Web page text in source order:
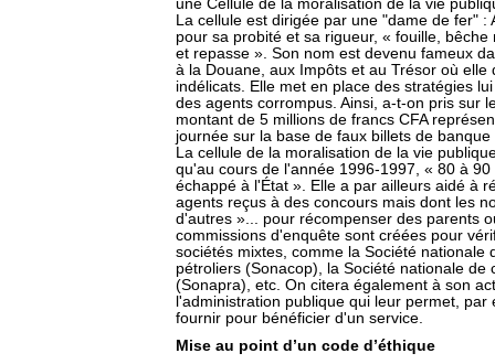
une Cellule de la moralisation de la vie
La cellule est dirigée par une "dame de fer"
pour sa probité et sa rigueur, « fouille,
et repasse ». Son nom est devenu fameux
à la Douane, aux Impôts et au Trésor où
indélicats. Elle met en place des stratégies
des agents corrompus. Ainsi, a-t-on pris sur
montant de 5 millions de francs CFA
journée sur la base de faux billets de
La cellule de la moralisation de la vie
qu'au cours de l'année 1996-1997, « 80 à
échappé à l'État ». Elle a par ailleurs aidé à
agents reçus à des concours mais dont les
d'autres »... pour récompenser des parents
commissions d'enquête sont créées pour
sociétés mixtes, comme la Société nationale
pétroliers (Sonacop), la Société nationale
(Sonapra), etc. On citera également à son
l'administration publique qui leur permet,
fournir pour bénéficier d'un service.
Mise au point d’un code d’éthique